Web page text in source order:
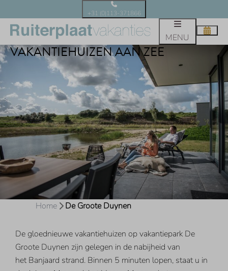
+31 (0)113-371866
MENU
DE GROOTE DUYNEN | LUXE
VAKANTIEHUIZEN AAN ZEE
Home De Groote Duynen
De gloednieuwe vakantiehuizen op vakantiepark De
Groote Duynen zijn gelegen in de nabijheid van
het Banjaard strand. Binnen 5 minuten lopen, staat u in